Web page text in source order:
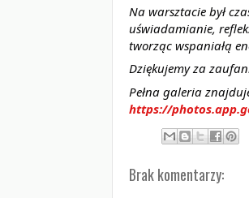
Na warsztacie był
uświadamianie,
tworząc wspaniałą
Dziękujemy za
Pełna galeria
https://
Brak komentarzy: